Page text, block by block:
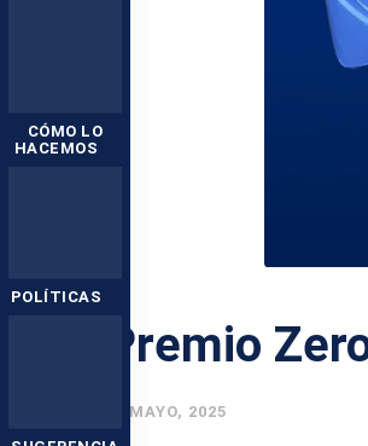
CÓMO LO
HACEMOS
POLÍTICAS
Premio
23 MAYO, 2025